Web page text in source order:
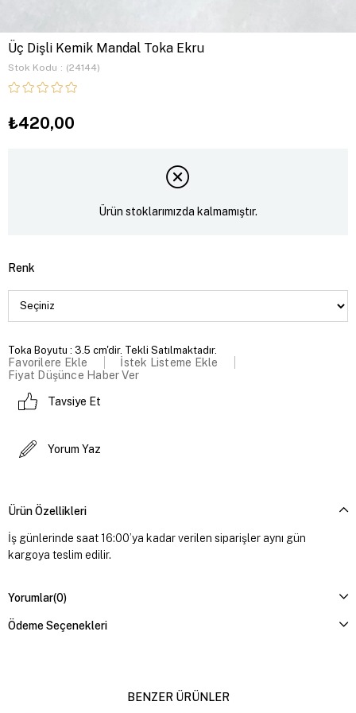
Üç Dişli Kemik Mandal Toka Ekru
Stok Kodu (24144)
₺420,00
Ürün stoklarımızda kalmamıştır.
Renk
Toka Boyutu : 3.5 cm'dir. Tekli Satılmaktadır.
Favorilere Ekle
İstek Listeme Ekle
Fiyat Düşünce Haber Ver
Tavsiye Et
Yorum Yaz
Ürün Özellikleri
İş günlerinde saat 16:00’ya kadar verilen siparişler aynı gün
kargoya teslim edilir.
Yorumlar(0)
Ödeme Seçenekleri
BENZER ÜRÜNLER